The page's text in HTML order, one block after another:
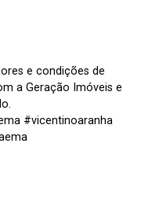
e condições de
a Geração Imóveis e
#vicentinoaranha